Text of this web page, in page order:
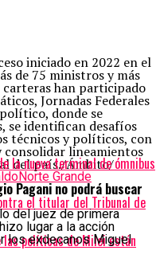
iniciado en 2022 en el
de 75 ministros y más
han participado
Jornadas Federales
donde se
se identifican desafíos
técnicos y políticos, con
consolidar lineamientos
del país./Ámbito/
Norte Grande
el titular del Tribunal de
las políticas de Milei están
la nueva terminal de ómnibus
Pagani no podrá buscar
del juez de primera
lugar a la acción
los exdecanos Miguel